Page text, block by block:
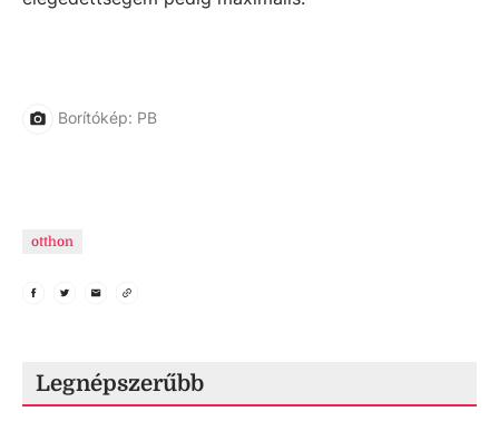
Borítókép: PB
otthon
Legnépszerűbb